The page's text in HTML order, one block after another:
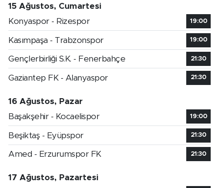
15 Ağustos, Cumartesi
Konyaspor - Rizespor
19:00
Kasımpaşa - Trabzonspor 19:00
Gençlerbirliği S.K. - Fenerbahçe 21:30
Gaziantep FK - Alanyaspor 21:30
16 Ağustos, Pazar
Başakşehir - Kocaelispor
19:00
Beşiktaş - Eyüpspor 21:30
Amed - Erzurumspor FK 21:30
17 Ağustos, Pazartesi